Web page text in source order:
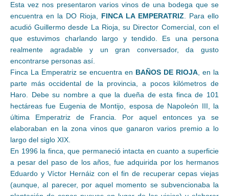
Esta vez nos presentaron varios vinos de una bodega que se
encuentra en la DO Rioja, FINCA LA EMPERATRIZ. Para ello
acudió Guillermo desde La Rioja, su Director Comercial, con el
que estuvimos charlando largo y tendido. Es una persona
realmente agradable y un gran conversador, da gusto
encontrarse personas así.
Finca La Emperatriz se encuentra en BAÑOS DE RIOJA, en la
parte más occidental de la provincia, a pocos kilómetros de
Haro. Debe su nombre a que la dueña de esta finca de 101
hectáreas fue Eugenia de Montijo, esposa de Napoleón III, la
última Emperatriz de Francia. Por aquel entonces ya se
elaboraban en la zona vinos que ganaron varios premio a lo
largo del siglo XIX.
En 1996 la finca, que permaneció intacta en cuanto a superficie
a pesar del paso de los años, fue adquirida por los hermanos
Eduardo y Víctor Hernáiz con el fin de recuperar cepas viejas
(aunque, al parecer, por aquel momento se subvencionaba la